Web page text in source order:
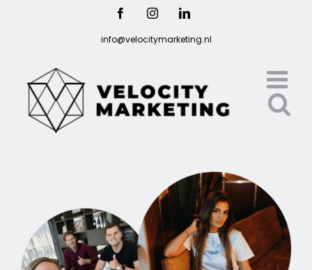
FacebookInstagramLinkedIn
info@velocitymarketing.nl